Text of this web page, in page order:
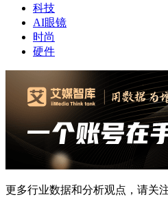
科技
AI眼镜
时尚
硬件
更多行业数据和分析观点，请关